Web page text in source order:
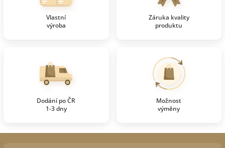
Vlastní
výroba
Záruka kvality
produktu
Dodání po ČR
1-3 dny
Možnost
výměny